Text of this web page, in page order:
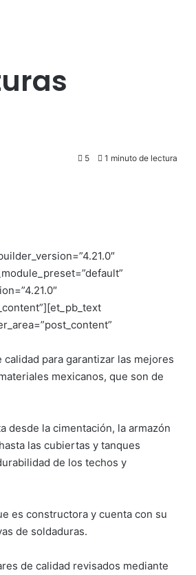
5 1 minuto de lectura
para garantizar las mejores
mexicanos, que son de
desde la cimentación, la armazón
las cubiertas y tanques
de los techos y
es constructora y cuenta con su
de soldaduras.
de calidad revisados mediante